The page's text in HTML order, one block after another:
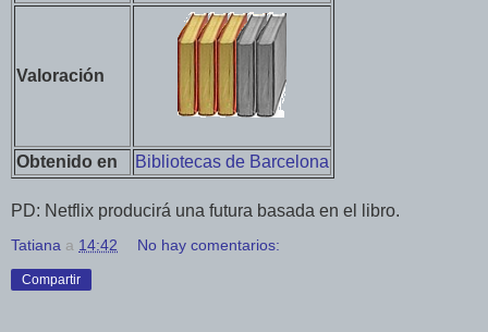
Valoración
Obtenido en Bibliotecas de Barcelona
PD: Netflix producirá una futura basada en el libro.
Tatiana a 14:42 No hay comentarios:
Compartir